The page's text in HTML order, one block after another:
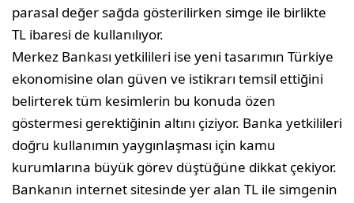
parasal değer sağda gösterilirken simge ile birlikte
TL ibaresi de kullanılıyor.
Merkez Bankası yetkilileri ise yeni tasarımın Türkiye
ekonomisine olan güven ve istikrarı temsil ettiğini
belirterek tüm kesimlerin bu konuda özen
göstermesi gerektiğinin altını çiziyor. Banka yetkilileri
doğru kullanımın yaygınlaşması için kamu
kurumlarına büyük görev düştüğüne dikkat çekiyor.
Bankanın internet sitesinde yer alan TL ile simgenin